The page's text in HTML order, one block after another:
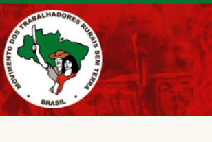
Pular
para
o
conteúdo